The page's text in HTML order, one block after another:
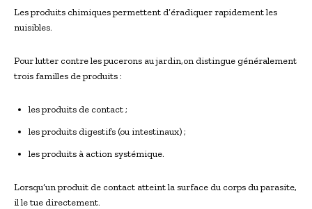
Les produits chimiques permettent d’éradiquer rapidement les
nuisibles.
Pour lutter contre les pucerons au jardin,on distingue généralement
trois familles de produits :
les produits de contact ;
les produits digestifs (ou intestinaux) ;
les produits à action systémique.
Lorsqu’un produit de contact atteint la surface du corps du parasite,
il le tue directement.